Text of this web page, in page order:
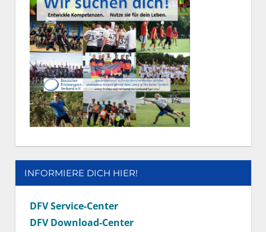
INFORMIERE DICH HIER!
DFV Service-Center
DFV Download-Center